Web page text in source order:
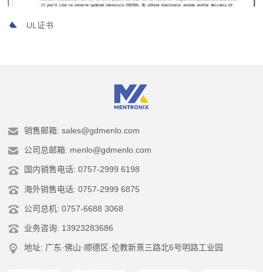
UL证书
销售邮箱: sales@gdmenlo.com
公司总邮箱: menlo@gdmenlo.com
国内销售电话: 0757-2999 6198
海外销售电话: 0757-2999 6875
公司总机: 0757-6688 3068
业务咨询: 13923283686
地址: 广东·佛山·顺德区·伦教新熹三路北6号明路工业园